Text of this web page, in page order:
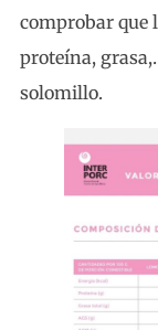
comprobar que
proteína,
solomillo.